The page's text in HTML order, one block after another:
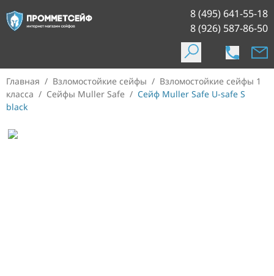
8 (495) 641-55-18
8 (926) 587-86-50
Главная / Взломостойкие сейфы / Взломостойкие сейфы 1
класса / Сейфы Muller Safe / Сейф Muller Safe U-safe S
black